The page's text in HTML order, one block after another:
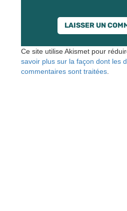
Ce site utilise Akismet pour
savoir plus sur la façon dont les
commentaires sont traitées.